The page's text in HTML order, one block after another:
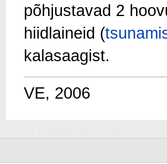
põhjustavad 2
hiidlaineid (
kalasaagist.
VE, 2006